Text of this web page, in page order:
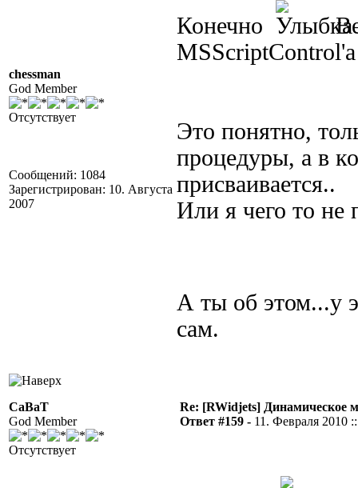
chessman
God Member
Отсутствует
Сообщений: 1084
Зарегистрирован: 10. Августа
2007
Конечно
Это понятно,
процедуры, а в
присваивается..
Или я чего то не
А ты об этом...у
сам.
CaBaT
God Member
Отсутствует
Re: [RWidjets] Динамическое
Ответ #159 - 11. Февраля 2010